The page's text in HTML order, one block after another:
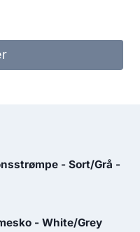
- Sort/Grå -
- White/Grey